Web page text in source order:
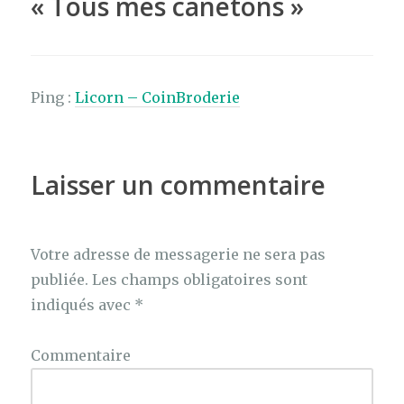
Ping :Licorn – CoinBroderie
Laisser un commentaire
Votre adresse de messagerie ne sera pas
publiée. Les champs obligatoires sont
indiqués avec *
Commentaire